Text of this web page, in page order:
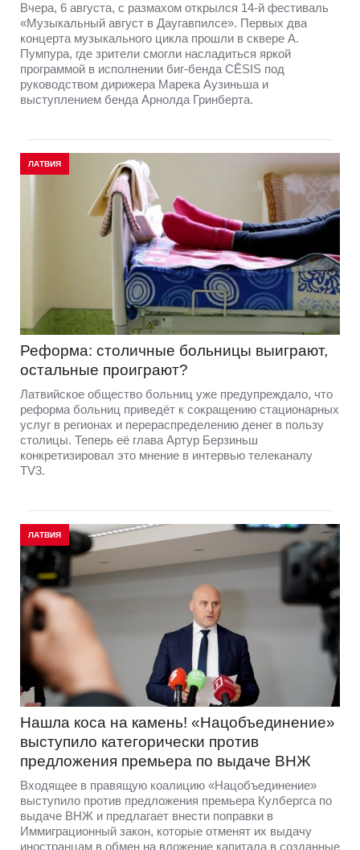
Вчера, 6 августа, с размахом открылся 14-й фестиваль
«Музыкальный август в Даугавпилсе». Первых два
концерта музыкального цикла прошли в сквере А.
Пумпура, где зрители смогли насладиться яркой
программой в исполнении биг-бенда CĒSIS под
руководством дирижера Марека Аузиньша и
выступлением бенда Арнолда Гринберта.
ЛАТВИЯ
Реформа: столичные больницы выиграют,
остальные проиграют?
Латвийское общество больниц уже предупреждало, что
реформа больниц приведёт к сокращению стационарных
услуг в регионах и перераспределению денег в пользу
столицы. Теперь её глава Артур Берзиньш
конкретизировал это мнение в интервью телеканалу
TV3.
ЛАТВИЯ
Нашла коса на камень! «Нацобъединение»
выступило категорически против
предложения премьера по выдаче ВНЖ
Входящее в правящую коалицию «Нацобъединение»
выступило против предложения премьера Кулбергса по
выдаче ВНЖ и предлагает внести поправки в
Иммиграционный закон, которые отменят их выдачу
иностранцам в обмен на вложение капитала в созданные